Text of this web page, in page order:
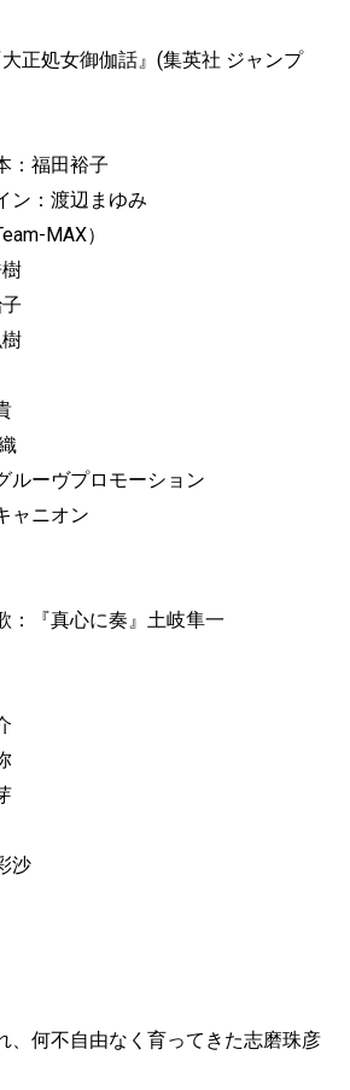
正処女御伽話』(集英社 ジャンプ
：福田裕子
ン：渡辺まゆみ
MAX）
ルーヴプロモーション
ャニオン
：『真心に奏』土岐隼一
沙
、何不自由なく育ってきた志磨珠彦